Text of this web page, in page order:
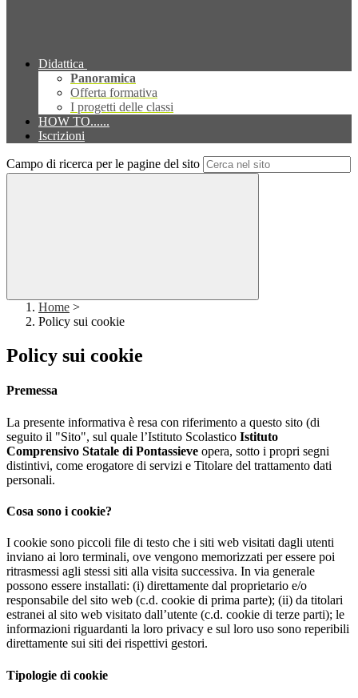
Didattica
Panoramica
Offerta formativa
I progetti delle classi
HOW TO......
Iscrizioni
Campo di ricerca per le pagine del sito
Home >
Policy sui cookie
Policy sui cookie
Premessa
La presente informativa è resa con riferimento a questo sito (di
seguito il "Sito", sul quale l’Istituto Scolastico Istituto
Comprensivo Statale di Pontassieve opera, sotto i propri segni
distintivi, come erogatore di servizi e Titolare del trattamento dati
personali.
Cosa sono i cookie?
I cookie sono piccoli file di testo che i siti web visitati dagli utenti
inviano ai loro terminali, ove vengono memorizzati per essere poi
ritrasmessi agli stessi siti alla visita successiva. In via generale
possono essere installati: (i) direttamente dal proprietario e/o
responsabile del sito web (c.d. cookie di prima parte); (ii) da titolari
estranei al sito web visitato dall’utente (c.d. cookie di terze parti); le
informazioni riguardanti la loro privacy e sul loro uso sono reperibili
direttamente sui siti dei rispettivi gestori.
Tipologie di cookie